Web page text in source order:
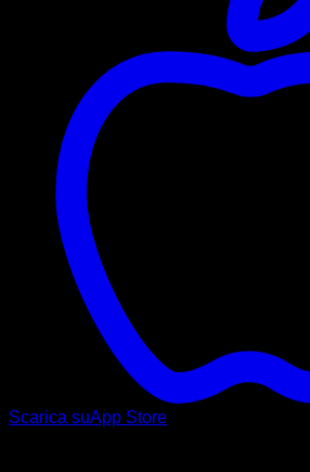
Scarica suApp Store